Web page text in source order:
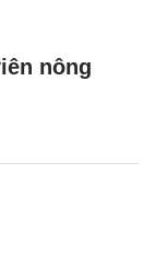
nông